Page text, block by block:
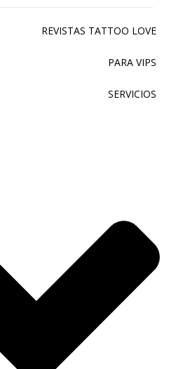
REVISTAS TATTOO LOVE
PARA VIPS
SERVICIOS